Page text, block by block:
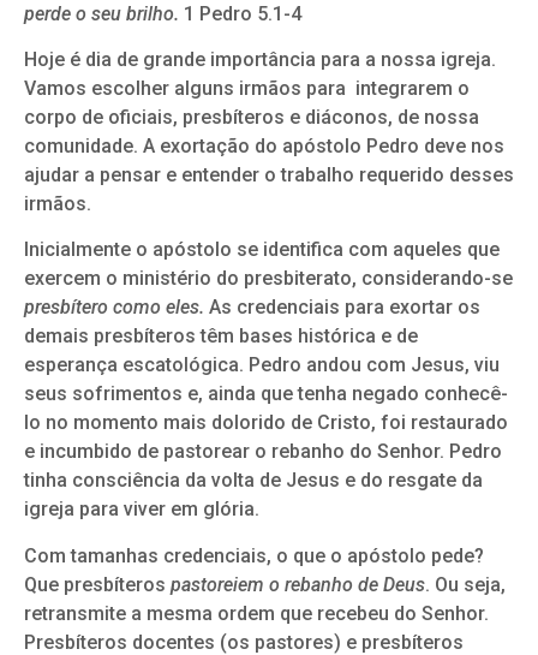
perde o seu brilho. 1 Pedro 5.1-4
Hoje é dia de grande importância para a nossa igreja.
Vamos escolher alguns irmãos para integrarem o
corpo de oficiais, presbíteros e diáconos, de nossa
comunidade. A exortação do apóstolo Pedro deve nos
ajudar a pensar e entender o trabalho requerido desses
irmãos.
Inicialmente o apóstolo se identifica com aqueles que
exercem o ministério do presbiterato, considerando-se
presbítero como eles. As credenciais para exortar os
demais presbíteros têm bases histórica e de
esperança escatológica. Pedro andou com Jesus, viu
seus sofrimentos e, ainda que tenha negado conhecê-
lo no momento mais dolorido de Cristo, foi restaurado
e incumbido de pastorear o rebanho do Senhor. Pedro
tinha consciência da volta de Jesus e do resgate da
igreja para viver em glória.
Com tamanhas credenciais, o que o apóstolo pede?
Que presbíteros pastoreiem o rebanho de Deus. Ou seja,
retransmite a mesma ordem que recebeu do Senhor.
Presbíteros docentes (os pastores) e presbíteros